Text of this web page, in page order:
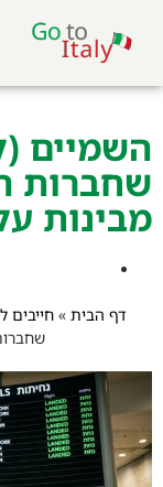
השמיים
שחברות
מבינות
דף הבית » חייבים